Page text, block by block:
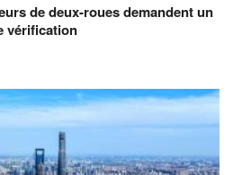
de deux-roues demandent un
vérification